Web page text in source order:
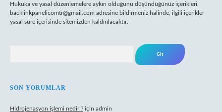
Hukuka ve yasal düzenlemelere aykırı olduğunu düşündüğünüz içerikleri,
backlinkpanelicomtr@gmail.com adresine bildirmeniz halinde, ilgili içerikler
yasal süre içerisinde sitemizden kaldırılacaktır.
SON YORUMLAR
Hidrojenasyon işlemi nedir ? için admin